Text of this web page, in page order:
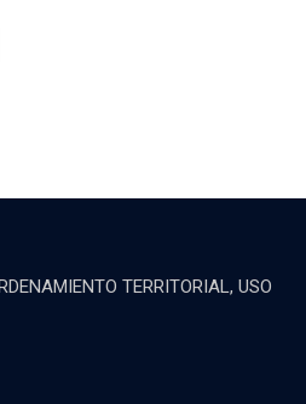
TERRITORIAL, USO